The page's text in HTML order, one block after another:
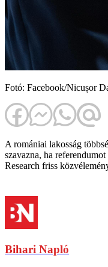
Fotó: Facebook/Nicușor
A romániai lakosság
szavazna, ha
Research friss
Bihari Napló